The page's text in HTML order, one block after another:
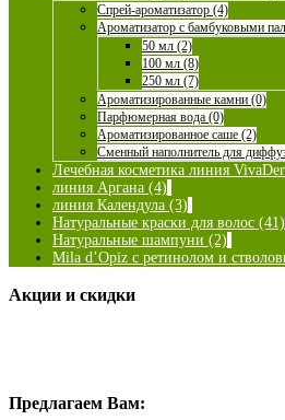
Спрей-ароматизатор (4)
Ароматизатор с бамбуковыми
50 мл (2)
100 мл (8)
250 мл (7)
Ароматизированные камни (0)
Парфюмерная вода (0)
Ароматизированное саше (2)
Сменный наполнитель для
Лечебная косметика линия
линия Аргана (4)
линия Календула (3)
Натуральные краски для волос (41)
Натуральные шампуни (2)
Mila d’Opiz с ретинолом и
Акции и скидки
Предлагаем Вам: